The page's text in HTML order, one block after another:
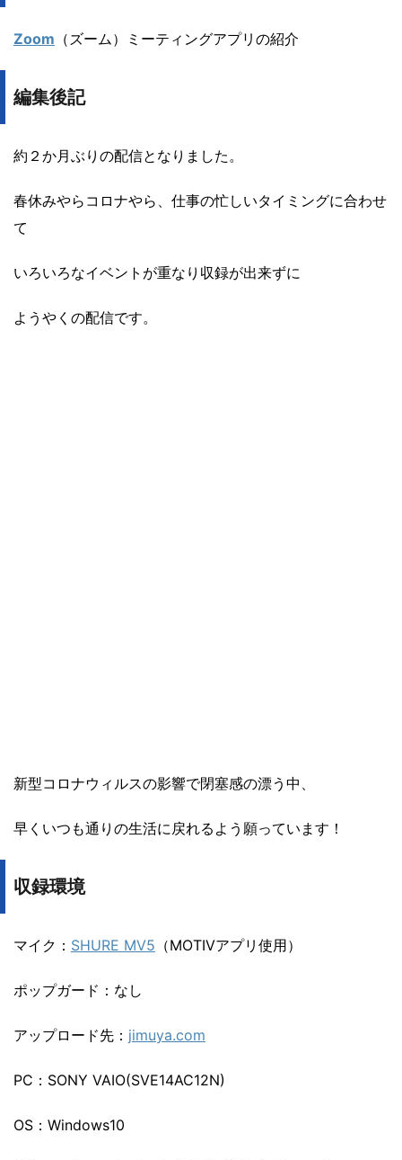
Zoom （ズーム）ミーティングアプリの紹介
編集後記
約２か月ぶりの配信となりました。
春休みやらコロナやら、仕事の忙しいタイミングに合わせ
て
いろいろなイベントが重なり収録が出来ずに
ようやくの配信です。
新型コロナウィルスの影響で閉塞感の漂う中、
早くいつも通りの生活に戻れるよう願っています！
収録環境
マイク： SHURE MV5 （MOTIVアプリ使用）
ポップガード：なし
アップロード先： jimuya.com
PC：SONY VAIO(SVE14AC12N)
OS：Windows10